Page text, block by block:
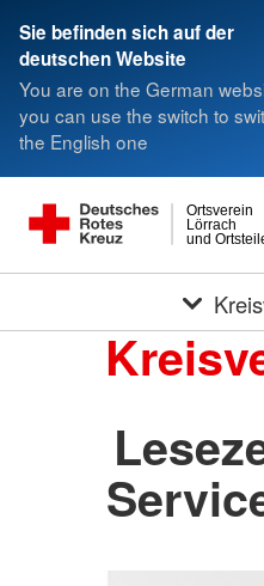
Sie befinden sich auf der
deutschen Website
You are on the German
you can use the switch to
the English one
und
Lörrach
Ortsverein